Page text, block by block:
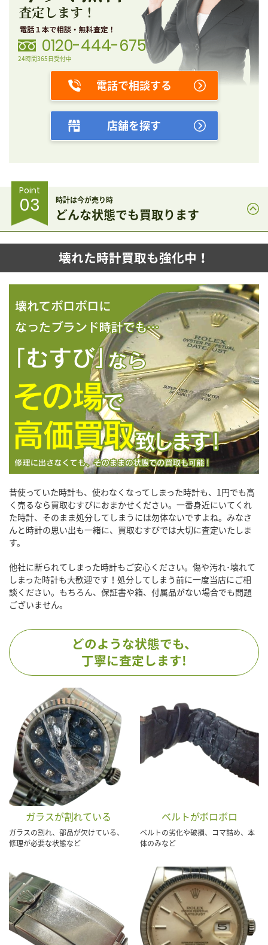
0120-444-675
24時間365日受付中
電話で相談する
店舗を探す
Point
03 時計は今が売り時
どんな状態でも買取ります
壊れた時計買取も強化中！
昔使っていた時計も、使わなくなってしまった時計も、1円でも高
く売るなら買取むすびにおまかせください。一番身近にいてくれ
た時計、そのまま処分してしまうには勿体ないですよね。みなさ
んと時計の思い出も一緒に、買取むすびでは大切に査定いたしま
す。
他社に断られてしまった時計もご安心ください。傷や汚れ･壊れて
しまった時計も大歓迎です！処分してしまう前に一度当店にご相
談ください。もちろん、保証書や箱、付属品がない場合でも問題
ございません。
どのような状態でも、
丁寧に査定します!
ガラスが割れている
ガラスの割れ、部品が欠けている、
修理が必要な状態など
ベルトがボロボロ
ベルトの劣化や破損、コマ詰め、本
体のみなど